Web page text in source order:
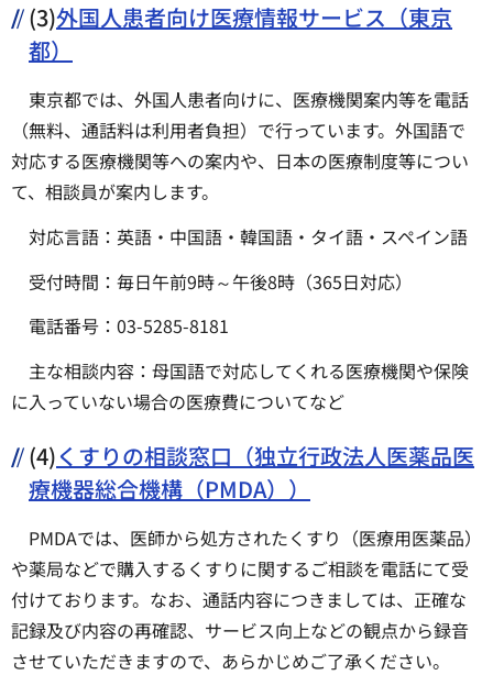
(3)外国人患者向け医療情報サービス（東京
都）
東京都では、外国人患者向けに、医療機関案内等を電話
（無料、通話料は利用者負担）で行っています。外国語で
対応する医療機関等への案内や、日本の医療制度等につい
て、相談員が案内します。
対応言語：英語・中国語・韓国語・タイ語・スペイン語
受付時間：毎日午前9時～午後8時（365日対応）
電話番号：03-5285-8181
主な相談内容：母国語で対応してくれる医療機関や保険
に入っていない場合の医療費についてなど
(4)くすりの相談窓口（独立行政法人医薬品医
療機器総合機構（PMDA））
PMDAでは、医師から処方されたくすり（医療用医薬品）
や薬局などで購入するくすりに関するご相談を電話にて受
付けております。なお、通話内容につきましては、正確な
記録及び内容の再確認、サービス向上などの観点から録音
させていただきますので、あらかじめご了承ください。